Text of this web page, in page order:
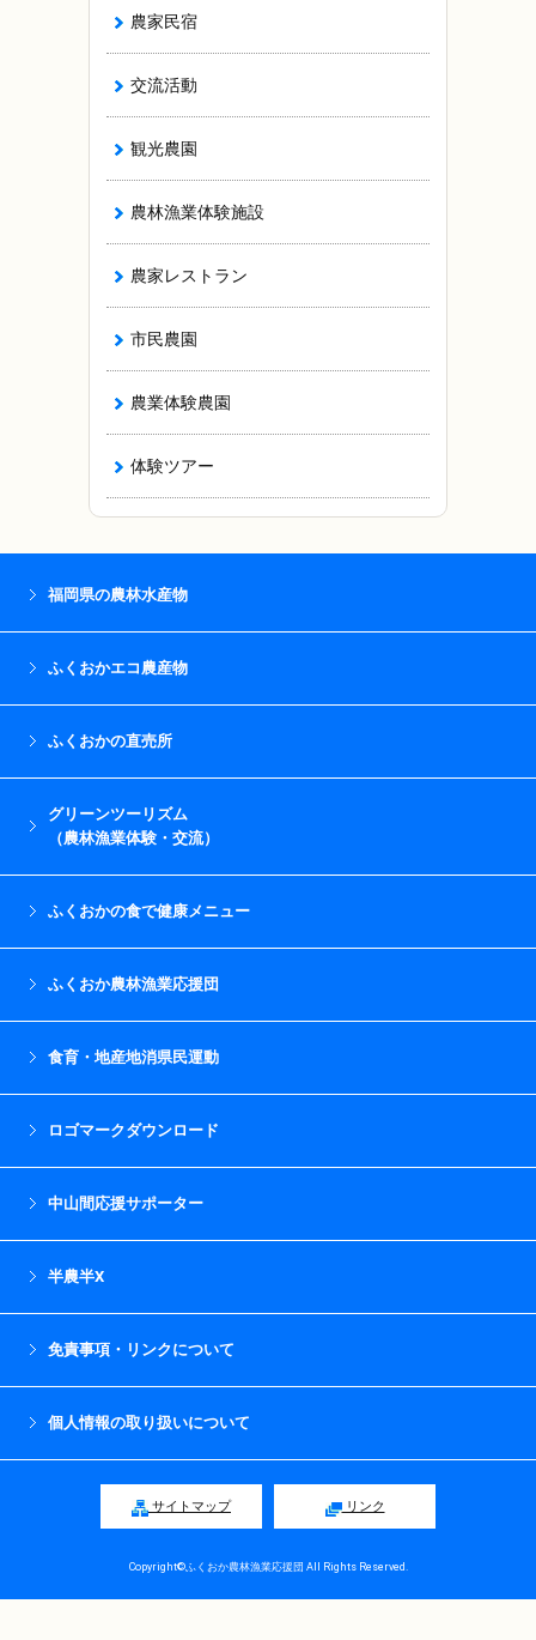
農家民宿
交流活動
観光農園
農林漁業体験施設
農家レストラン
市民農園
農業体験農園
体験ツアー
福岡県の農林水産物
ふくおかエコ農産物
ふくおかの直売所
グリーンツーリズム
（農林漁業体験・交流）
ふくおかの食で健康メニュー
ふくおか農林漁業応援団
食育・地産地消県民運動
ロゴマークダウンロード
中山間応援サポーター
半農半X
免責事項・リンクについて
個人情報の取り扱いについて
サイトマップ リンク
Copyright©ふくおか農林漁業応援団 All Rights Reserved.